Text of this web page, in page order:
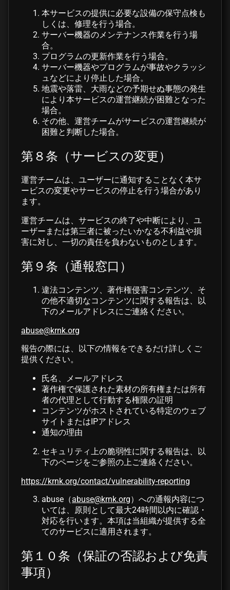
本サービスの提供に必要な設備の保守点検も
しくは、修理を行う場合。
サーバー機器のメンテナンス作業を行う場
合。
プログラムの更新作業を行う場合。
サーバー機器やプログラムが事故やクラッシ
ュなどにより停止した場合。
地震や落雷、大雨などの予期せぬ事態の発生
により本サービスの運営継続が困難となった
場合。
その他、運営チームがサービスの運営継続が
困難と判断した場合。
第８条（サービスの変更）
運営チームは、ユーザーに通知することなく本サ
ービスの変更やサービスの停止を行う場合があり
ます。
運営チームは、サービスの終了や中断により、ユ
ーザーまたは第三者に被ったいかなる不利益や損
害に対し、一切の責任を負わないものとします。
第９条（通報窓口）
違法コンテンツ、著作権侵害コンテンツ、そ
の他不適切なコンテンツに関する報告は、以
下のメールアドレスにご連絡ください。
abuse@krnk.org
報告の際には、以下の情報をできるだけ詳しくご
提供ください。
氏名、メールアドレス
著作権で保護された素材の所有権または所有
者の代理として行動する権限の証明
コンテンツがホストされている特定のウェブ
サイトまたはIPアドレス
通知の理由
セキュリティ上の脆弱性に関する報告は、以
下のページをご参照の上ご連絡ください。
https://krnk.org/contact/vulnerability-reporting
abuse（abuse@krnk.org）への通報内容につ
いては、原則として最大24時間以内に確認・
対応を行います。本項は当組織が提供する全
てのサービスに適用されます。
第１０条（保証の否認および免責
事項）